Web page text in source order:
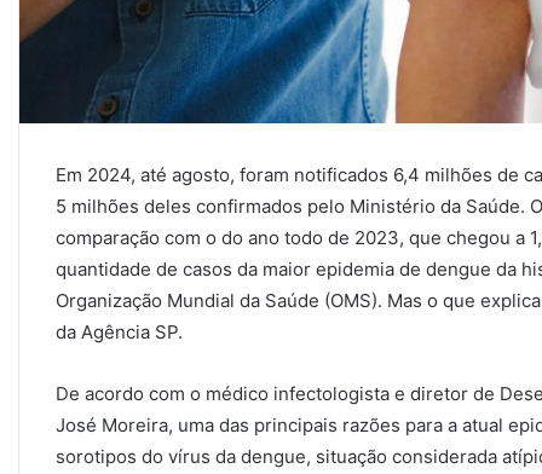
Em 2024, até agosto, foram notificados 6,4 milhões de
5 milhões deles confirmados pelo Ministério da Saúde.
comparação com o do ano todo de 2023, que chegou a
quantidade de casos da maior epidemia de dengue da
Organização Mundial da Saúde (OMS). Mas o que
da Agência SP.
De acordo com o médico infectologista e diretor de
José Moreira, uma das principais razões para a atual
sorotipos do vírus da dengue, situação considerada